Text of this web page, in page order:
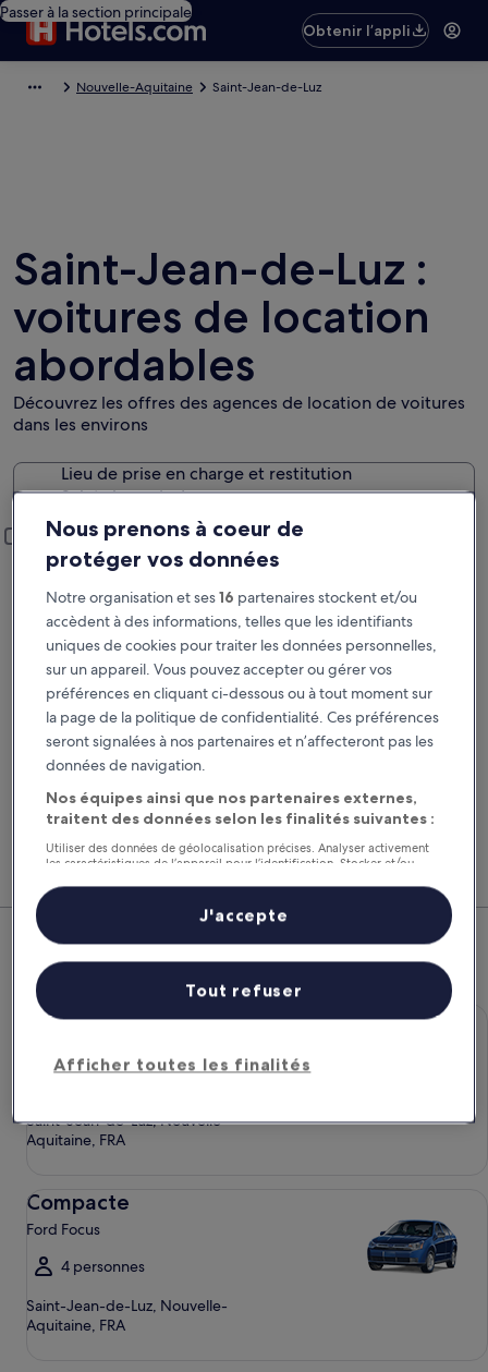
Passer à la section principale
Obtenir l’appli
Nouvelle-Aquitaine Saint-Jean-de-Luz
Saint-Jean-de-Luz :
voitures de location
abordables
Découvrez les offres des agences de location de voitures
dans les environs
Lieu de prise en charge et restitution
Saint-Jean-de-Luz
Lieu de prise en charge et restitution
Ajouter un lieu de restitution différent
Prise en charge
20 août
21 août
Prise en charge
Restitution
J’ai un code de réduction
Rechercher
hôtel et location de voiture pour économiser au
Saint-Jean-de-Luz : nos
meilleures offres de voitures
Économique
Saint-Jean-de-Luz, Nouvelle-
Aquitaine, FRA
Économique Chevrolet Spark
Compacte
Ford Focus
4 personnes
Saint-Jean-de-Luz, Nouvelle-
Aquitaine, FRA
Nous prenons à coeur de
protéger vos données
Notre organisation et ses16 partenaires stockent et/ou
accèdent à des informations, telles que les identifiants
uniques de cookies pour traiter les données personnelles,
sur un appareil. Vous pouvez accepter ou gérer vos
préférences en cliquant ci-dessous ou à tout moment sur
la page de la politique de confidentialité. Ces préférences
seront signalées à nos partenaires et n’affecteront pas les
données de navigation.
Nos équipes ainsi que nos partenaires externes,
traitent des données selon les finalités suivantes :
Utiliser des données de géolocalisation précises. Analyser activement
les caractéristiques de l’appareil pour l’identification. Stocker et/ou
personnalisés, mesure de performance des publicités et du contenu,
études d’audience et développement de services.
Liste de nos partenaires (fournisseurs)
Afficher toutes les finalités
Tout refuser
J'accepte